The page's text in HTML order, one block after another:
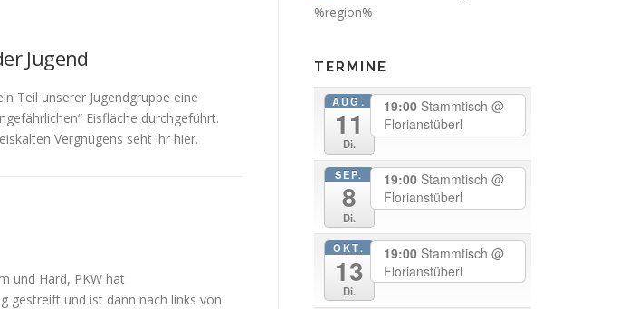
Jugend
Teil unserer Jugendgruppe eine
Eisfläche durchgeführt.
Vergnügens seht ihr hier.
und Hard, PKW hat
gestreift und ist dann nach links von
TERMINE
AUG.
11
Di.
19:00 Stammtisch @
Florianstüberl
SEP.
8
Di.
19:00 Stammtisch @
Florianstüberl
OKT.
13
Di.
19:00 Stammtisch @
Florianstüberl